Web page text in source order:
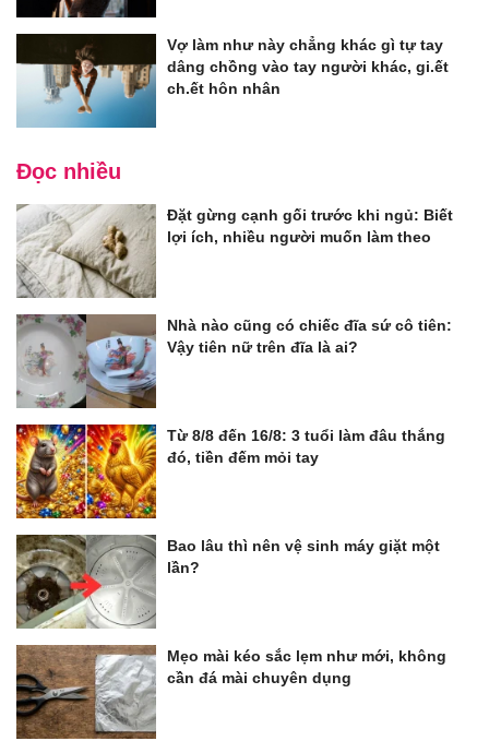
Vợ làm như này chẳng khác gì tự tay
dâng chồng vào tay người khác, gi.ết
ch.ết hôn nhân
Đọc nhiều
Đặt gừng cạnh gối trước khi ngủ: Biết
lợi ích, nhiều người muốn làm theo
Nhà nào cũng có chiếc đĩa sứ cô tiên:
Vậy tiên nữ trên đĩa là ai?
Từ 8/8 đến 16/8: 3 tuổi làm đâu thắng
đó, tiền đếm mỏi tay
Bao lâu thì nên vệ sinh máy giặt một
lần?
Mẹo mài kéo sắc lẹm như mới, không
cần đá mài chuyên dụng